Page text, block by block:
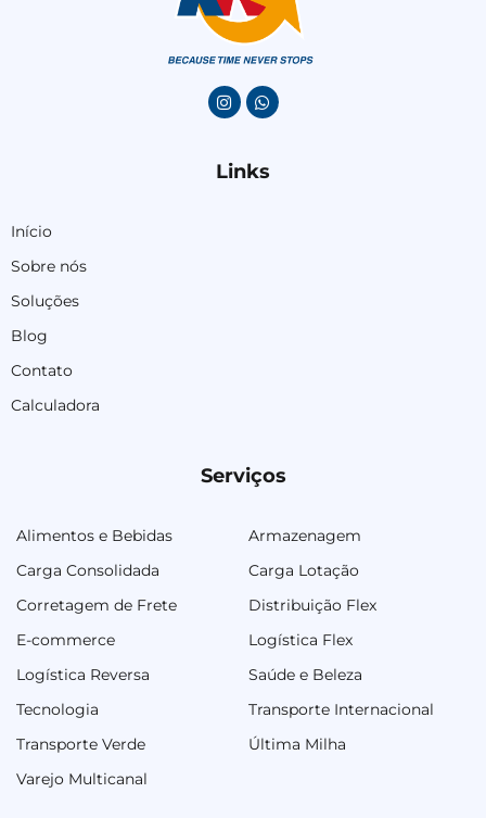
Links
Início
Sobre nós
Soluções
Blog
Contato
Calculadora
Serviços
Alimentos e Bebidas
Armazenagem
Carga Consolidada
Carga Lotação
Corretagem de Frete
Distribuição Flex
E-commerce
Logística Flex
Logística Reversa
Saúde e Beleza
Tecnologia
Transporte Internacional
Transporte Verde
Última Milha
Varejo Multicanal